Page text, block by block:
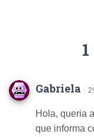
Gabriela ·
Hola, queria
que informa